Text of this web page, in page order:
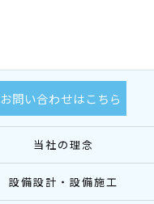
お問い合わせはこちら
当社の理念
設備設計・設備施工